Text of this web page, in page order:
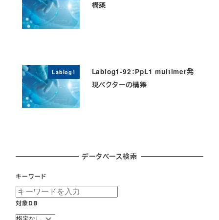
構築
Lablog1
Lablog1-92：PpL1 multimer発
現ベクターの構築
データベース検索
キーワード
対象DB